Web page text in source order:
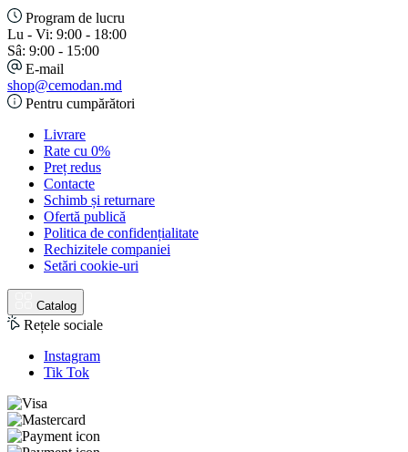
Program de lucru
Lu - Vi: 9:00 - 18:00
Sâ: 9:00 - 15:00
E-mail
shop@cemodan.md
Pentru cumpărători
Livrare
Rate cu 0%
Preț redus
Contacte
Schimb și returnare
Ofertă publică
Politica de confidențialitate
Rechizitele companiei
Setări cookie-uri
Catalog
Rețele sociale
Instagram
Tik Tok